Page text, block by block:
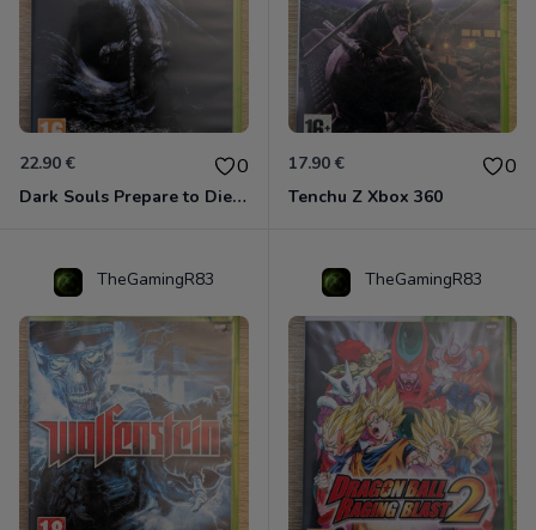
22.90 € 0
Dark Souls Prepare to Die Edition XBOX 360
17.90 € 0
Tenchu Z Xbox 360
TheGamingR83 TheGamingR83